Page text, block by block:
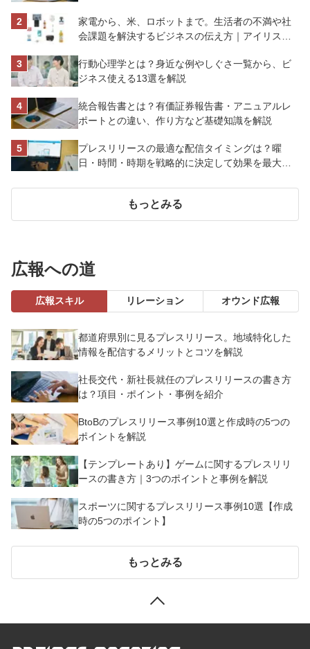
家電から、米、ロボットまで。生活者の不満や社
会課題を解決するビジネスの伝え方｜アイリスオ
行動心理学とは？身近な例やしぐさ一覧から、ビ
ジネス使える13選を解説
統合報告書とは？有価証券報告書・アニュアルレ
ポートとの違い、作り方など基礎知識を解説
プレスリリースの最適な配信タイミングは？曜
日・時間・時期を戦略的に決定して効果を最大化
もっとみる
広報への道
広報スキル リレーション オウンド広報
都道府県別に見るプレスリリース。地域特化した
情報を配信するメリットとコツを解説
社長交代・新社長就任のプレスリリースの書き方
は？項目・ポイント・事例を紹介
BtoBのプレスリリース事例10選と作成時の5つの
ポイントを解説
【テンプレートあり】ゲームに関するプレスリリ
ースの書き方｜3つのポイントと事例を解説
スポーツに関するプレスリリース事例10選【作成
時の5つのポイント】
もっとみる